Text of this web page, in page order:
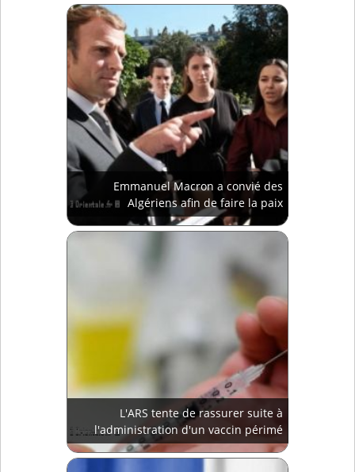
Emmanuel Macron a convié des
Algériens afin de faire la paix
L'ARS tente de rassurer suite à
l'administration d'un vaccin périmé